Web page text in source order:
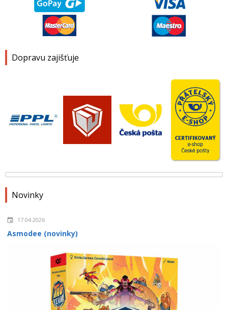
Dopravu zajišťuje
Novinky
17.04.2026
Asmodee (novinky)